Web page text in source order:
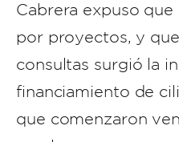
Cabrera expuso
por proyectos, y
consultas surgió la
financiamiento de
que comenzaron